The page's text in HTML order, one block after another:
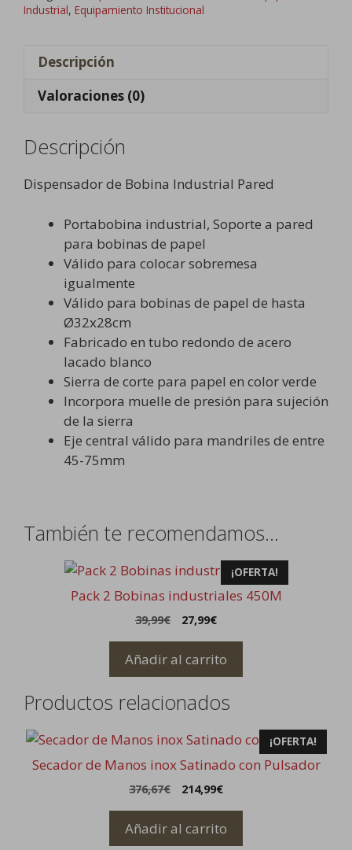
cantidad
Industrial, Equipamiento Institucional
Descripción
Valoraciones (0)
Descripción
Dispensador de Bobina Industrial Pared
Portabobina industrial, Soporte a pared
para bobinas de papel
Válido para colocar sobremesa
igualmente
Válido para bobinas de papel de hasta
Ø32x28cm
Fabricado en tubo redondo de acero
lacado blanco
Sierra de corte para papel en color verde
Incorpora muelle de presión para sujeción
de la sierra
Eje central válido para mandriles de entre
45-75mm
También te recomendamos…
¡OFERTA!
Pack 2 Bobinas industriales 450M
39,99€
El
original
era:
27,99€El
actual
es:
Añadir al carrito
Productos relacionados
¡OFERTA!
Secador de Manos inox Satinado con Pulsador
376,67€
El
original
era:
214,99€El
es:
Añadir al carrito